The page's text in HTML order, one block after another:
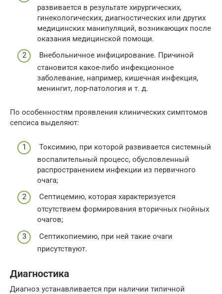
развивается в результате хирургических,
гинекологических, диагностических или других
медицинских манипуляций, возникающих после
оказания медицинской помощи.
Внебольничное инфицирование. Причиной
становится какое-либо инфекционное
заболевание, например, кишечная инфекция,
менингит, лор-патология и т. д.
По особенностям проявления клинических симптомов
сепсиса выделяют:
Токсимию, при которой развивается системный
воспалительный процесс, обусловленный
распространением инфекции из первичного
очага;
Септицемию, которая характеризуется
отсутствием формирования вторичных гнойных
очагов;
Септикопиемию, при ней такие очаги
присутствуют.
Диагностика
Диагноз устанавливается при наличии типичной